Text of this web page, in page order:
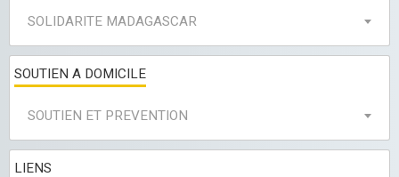
SOLIDARITE MADAGASCAR
SOUTIEN A DOMICILE
SOUTIEN ET PREVENTION
LIENS